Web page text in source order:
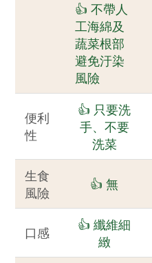
👍 不帶人
工海綿及
蔬菜根部
避免汙染
風險
便利
性
👍 只要洗
手、不要
洗菜
生食
風險
👍 無
口感
👍 纖維細
緻